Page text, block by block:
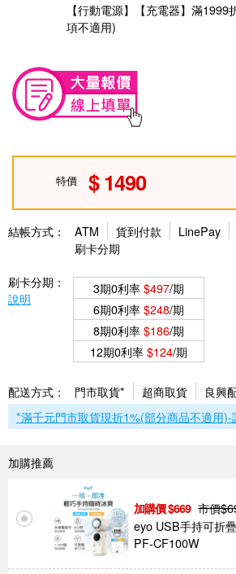
【行動電源】【充電器】滿
項不適用)
特價 1490
結帳方式： ATM 貨到付款 LinePay
刷卡分期
刷卡分期：
說明
3期0利率$497/期
6期0利率$248/期
8期0利率$186/期
12期0利率$124/期
配送方式： 門市取貨* 超商取貨
良興
*滿千元門市取貨現折1%(部分商品不適用)-
加購推薦
669 市價$
eyo USB手持可折
PF-CF100W